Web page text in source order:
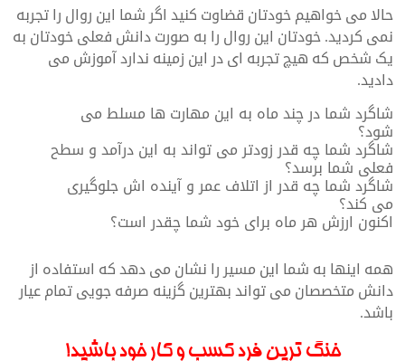
حالا می خواهیم خودتان قضاوت کنید اگر شما این روال را تجربه
نمی کردید. خودتان این روال را به صورت دانش فعلی خودتان به
یک شخص که هیچ تجربه ای در این زمینه ندارد آموزش می
دادید.
شاگرد شما در چند ماه به این مهارت ها مسلط می
شود؟
شاگرد شما چه قدر زودتر می تواند به این درآمد و سطح
فعلی شما برسد؟
شاگرد شما چه قدر از اتلاف عمر و آینده اش جلوگیری
می کند؟
اکنون ارزش هر ماه برای خود شما چقدر است؟
همه اینها به شما این مسیر را نشان می دهد که استفاده از
دانش متخصصان می تواند بهترین گزینه صرفه جویی تمام عیار
باشد.
خنگ ترین فرد کسب و کار خود باشید!